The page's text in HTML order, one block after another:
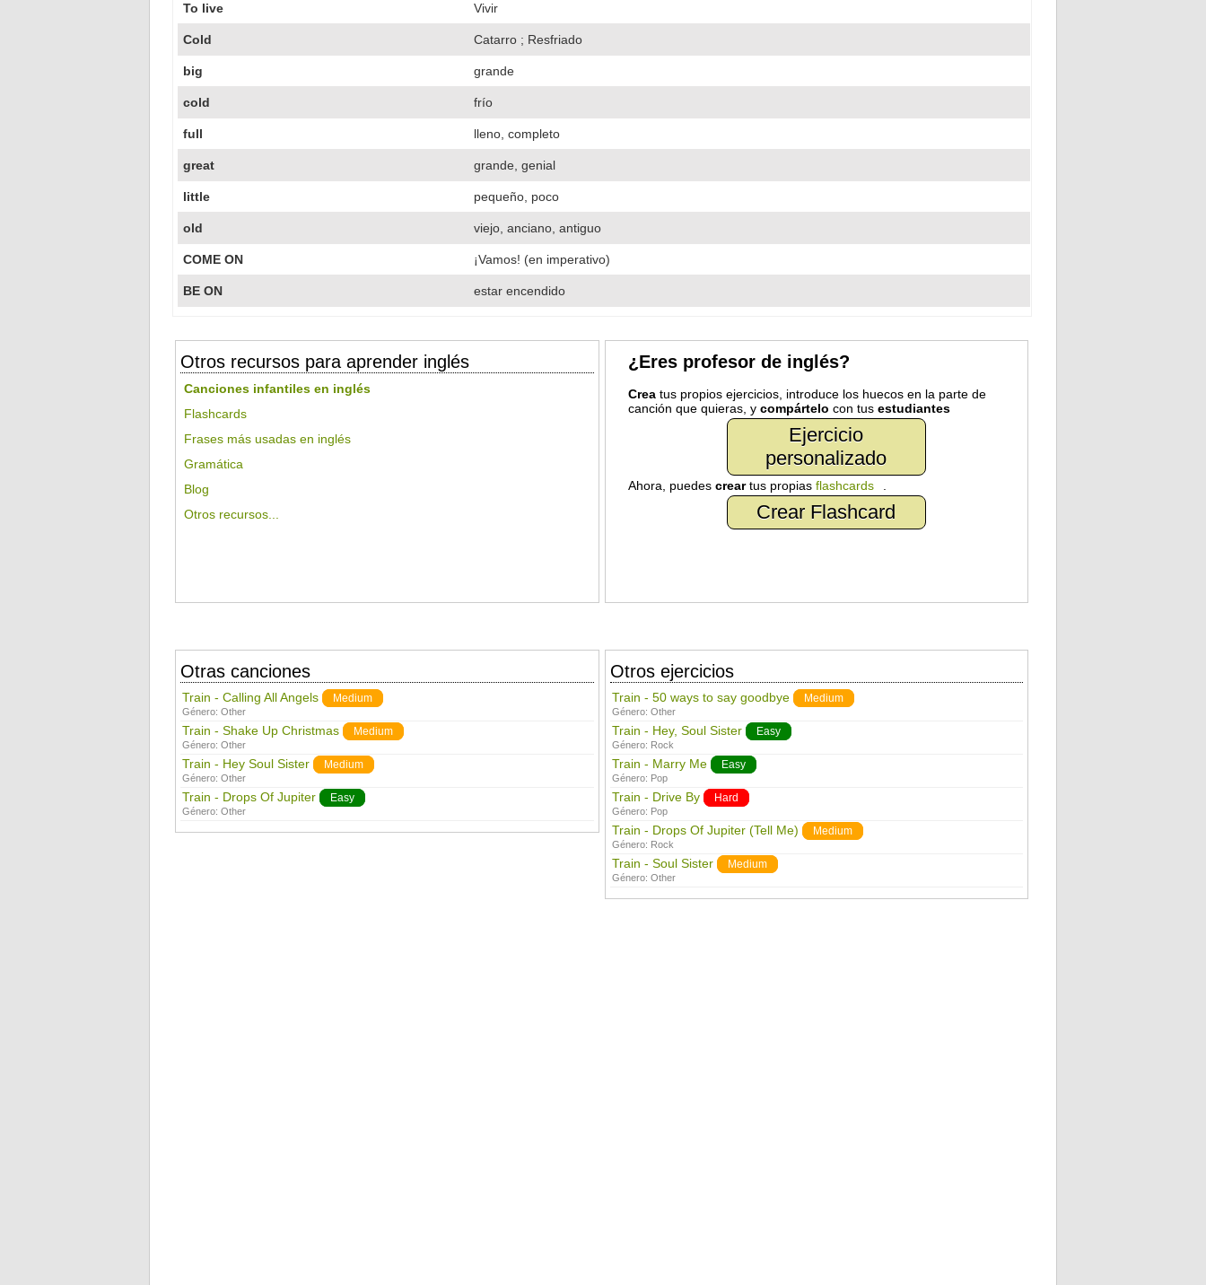
To live Vivir
Cold Catarro ; Resfriado
big grande
cold frío
full lleno, completo
great grande, genial
little pequeño, poco
old viejo, anciano, antiguo
COME ON ¡Vamos! (en imperativo)
BE ON estar encendido
Otros recursos para aprender inglés
Canciones infantiles en inglés
Flashcards
Frases más usadas en inglés
Gramática
Blog
Otros recursos...
¿Eres profesor de inglés?
Creatus propios ejercicios, introduce los huecos en la parte de
canción que quieras, y compártelo con tus estudiantes
Ejercicio
personalizado
Ahora, puedes creartus propias flashcards
Crear Flashcard
Otras canciones
Train - Calling All Angels Medium
Género: Other
Train - Shake Up Christmas Medium
Género: Other
Train - Hey Soul Sister Medium
Género: Other
Train - Drops Of Jupiter Easy
Género: Other
Otros ejercicios
Train - 50 ways to say goodbye Medium
Género: Other
Train - Hey, Soul Sister Easy
Género: Rock
Train - Marry Me Easy
Género: Pop
Train - Drive By Hard
Género: Pop
Train - Drops Of Jupiter (Tell Me) Medium
Género: Rock
Train - Soul Sister Medium
Género: Other